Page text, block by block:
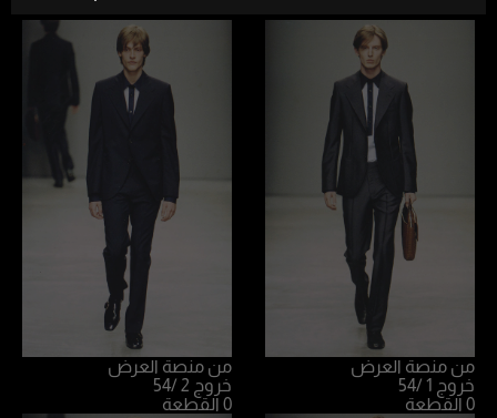
من منصة العرض
خروج 1
/54
0 القطعة
من منصة العرض
خروج 2
/54
0 القطعة